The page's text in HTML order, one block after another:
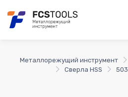
Металлорежущий инструмент
Сверла HSS
503